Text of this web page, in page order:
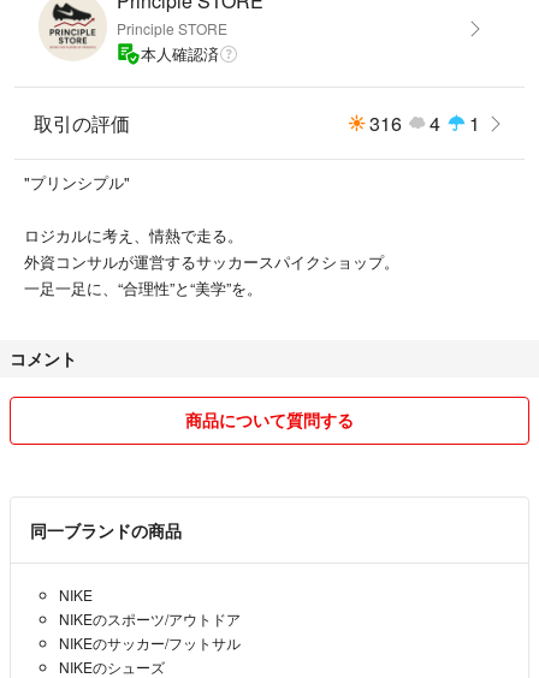
Principle STORE
本人確認済
取引の評価 316 4 1
"プリンシプル"
ロジカルに考え、情熱で走る。
外資コンサルが運営するサッカースパイクショップ。
一足一足に、“合理性”と“美学”を。
コメント
商品について質問する
同一ブランドの商品
NIKE
NIKEのスポーツ/アウトドア
NIKEのサッカー/フットサル
NIKEのシューズ